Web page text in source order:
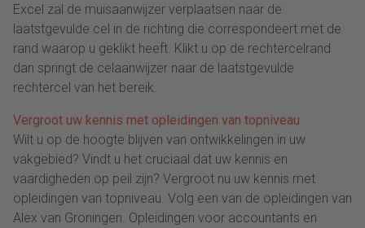
Excel zal de muisaanwijzer verplaatsen naar de
laatstgevulde cel in de richting die correspondeert met de
rand waarop u geklikt heeft. Klikt u op de rechtercelrand
dan springt de celaanwijzer naar de laatstgevulde
rechtercel van het bereik.
Vergroot uw kennis met opleidingen van topniveau
Wilt u op de hoogte blijven van ontwikkelingen in uw
vakgebied? Vindt u het cruciaal dat uw kennis en
vaardigheden op peil zijn? Vergroot nu uw kennis met
opleidingen van topniveau. Volg een van de opleidingen van
Alex van Groningen. Opleidingen voor accountants en